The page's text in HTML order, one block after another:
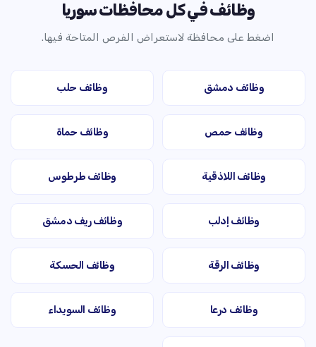
وظائف في كل محافظات سوريا
اضغط على محافظة لاستعراض الفرص المتاحة فيها.
وظائف دمشق وظائف حلب
وظائف حمص وظائف حماة
وظائف اللاذقية وظائف طرطوس
وظائف إدلب وظائف ريف دمشق
وظائف الرقة وظائف الحسكة
وظائف درعا وظائف السويداء